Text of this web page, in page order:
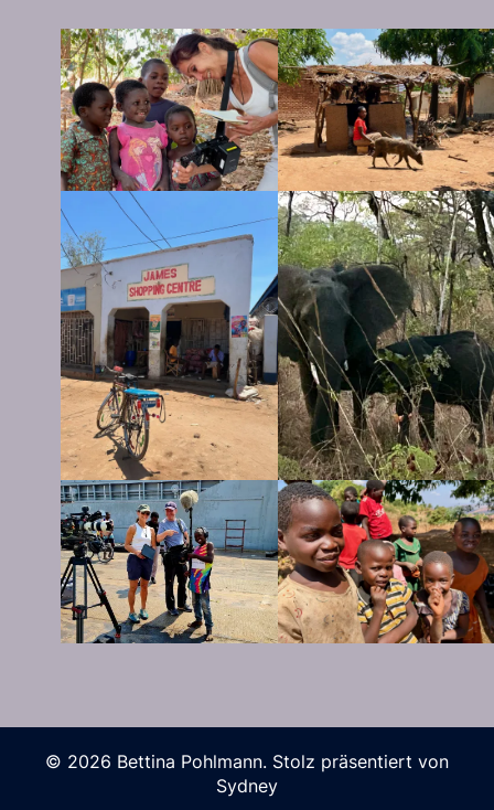
© 2026 Bettina Pohlmann. Stolz präsentiert von
Sydney